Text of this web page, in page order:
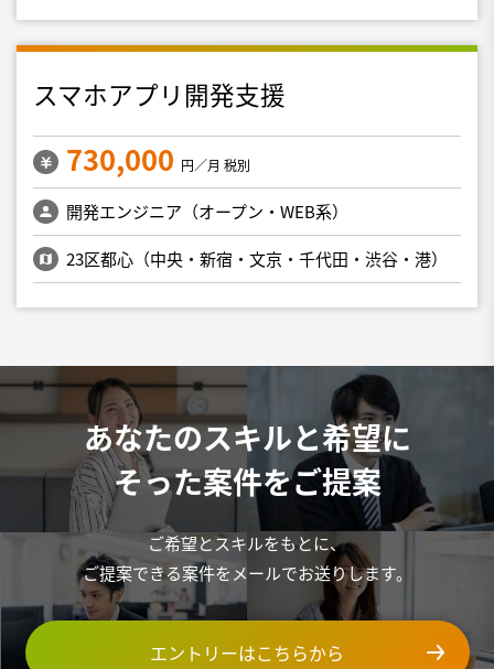
スマホアプリ開発支援
730,000 円／月 税別
開発エンジニア（オープン・WEB系）
23区都心（中央・新宿・文京・千代田・渋谷・港）
あなたのスキルと希望に
そった案件をご提案
ご希望とスキルをもとに、
ご提案できる案件をメールでお送りします。
エントリーはこちらから